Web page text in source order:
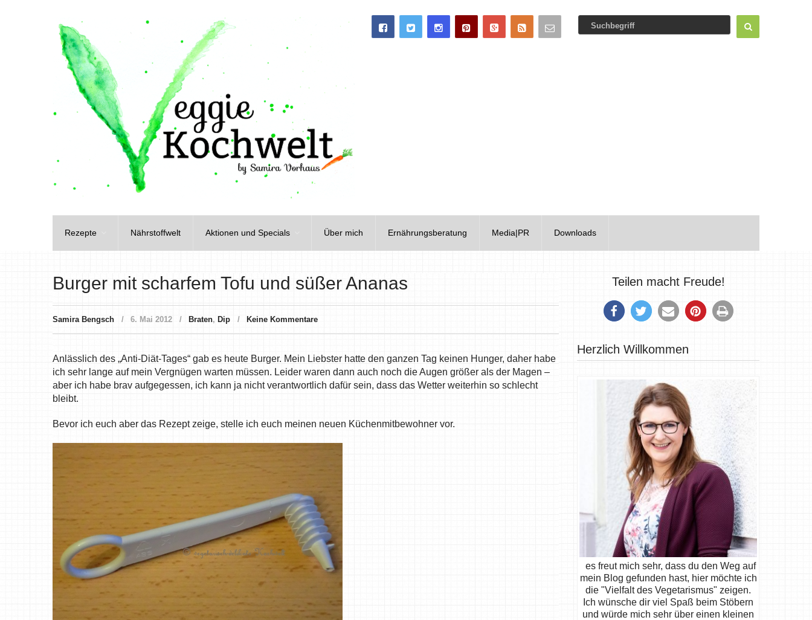
Rezepte Nährstoffwelt Aktionen und Specials Über mich Ernährungsberatung Media|PR Downloads
Burger mit scharfem Tofu und süßer Ananas
Samira Bengsch 6. Mai 2012 Braten, Dip Keine Kommentare
Anlässlich des „Anti-Diät-Tages“ gab es heute Burger. Mein Liebster hatte den ganzen Tag keinen Hunger, daher habe
ich sehr lange auf mein Vergnügen warten müssen. Leider waren dann auch noch die Augen größer als der Magen –
aber ich habe brav aufgegessen, ich kann ja nicht verantwortlich dafür sein, dass das Wetter weiterhin so schlecht
bleibt.
Bevor ich euch aber das Rezept zeige, stelle ich euch meinen neuen Küchenmitbewohner vor.
Teilen macht Freude!
Herzlich Willkommen
es freut mich sehr, dass du den Weg auf
mein Blog gefunden hast, hier möchte ich
die "Vielfalt des Vegetarismus" zeigen.
Ich wünsche dir viel Spaß beim Stöbern
und würde mich sehr über einen kleinen